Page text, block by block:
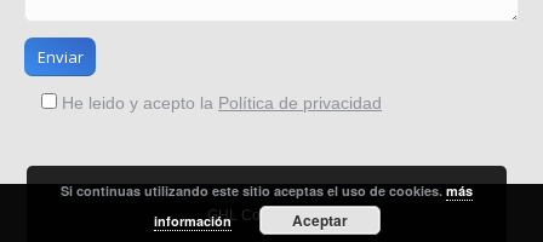
He leido y acepto la Política de privacidad
GHL Consultores ®
Si continuas utilizando este sitio aceptas el uso de cookies.más
información
Aceptar